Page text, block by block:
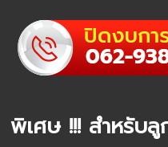
พิเศษ !!! สำหรับลู